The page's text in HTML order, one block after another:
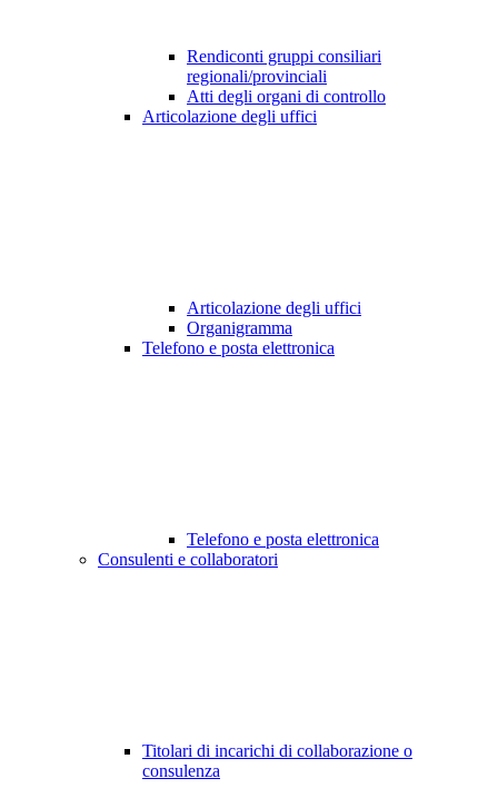
Rendiconti gruppi consiliari
regionali/provinciali
Atti degli organi di controllo
Articolazione degli uffici
Articolazione degli uffici
Organigramma
Telefono e posta elettronica
Telefono e posta elettronica
Consulenti e collaboratori
Titolari di incarichi di collaborazione o
consulenza